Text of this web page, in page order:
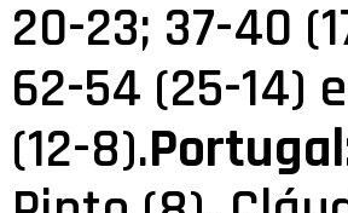
20-23; 37-40
62-54 (25-14)
(12-8).